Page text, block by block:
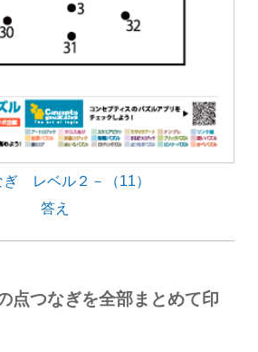
ぎ レベル２－（11）
答え
点つなぎを全部まとめて印